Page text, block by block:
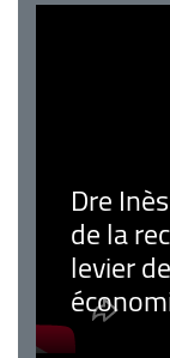
Dre
de la
levier